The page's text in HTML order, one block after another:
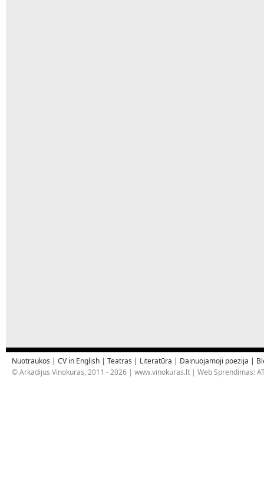
Nuotraukos | CV in English | Teatras | Literatūra | Dainuojamoji poezija |
© Arkadijus Vinokuras, 2011 - 2026 | www.vinokuras.lt | Web Sprendimas: